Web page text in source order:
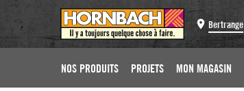
Bertrange
NOS PRODUITS PROJETS MON MAGASIN